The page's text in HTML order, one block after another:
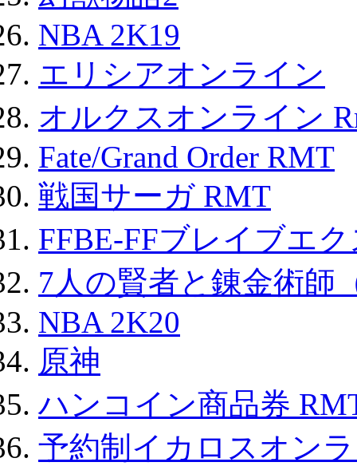
NBA 2K19
エリシアオンライン
オルクスオンライン
Fate/Grand Order RMT
戦国サーガ RMT
FFBE-FFブレイブエ
7人の賢者と錬金術師
NBA 2K20
原神
ハンコイン商品券
予約制イカロスオン